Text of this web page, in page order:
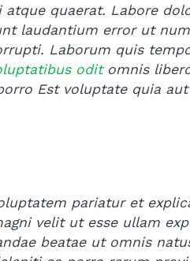
quaerat. Labore
laudantium error ut
Laborum quis
oditomnis
Est voluptate quia aut
pariatur et
velit ut esse ullam
beatae ut omnis